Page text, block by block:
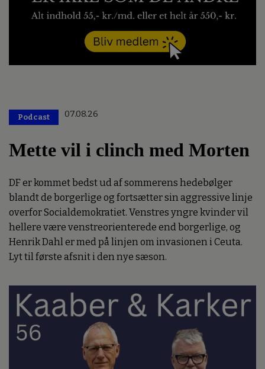
Podcast 07.08.26
Mette vil i clinch med Morten
DF er kommet bedst ud af sommerens hedebølger
blandt de borgerlige og fortsætter sin aggressive linje
overfor Socialdemokratiet. Venstres yngre kvinder vil
hellere være venstreorienterede end borgerlige, og
Henrik Dahl er med på linjen om invasionen i Ceuta.
Lyt til første afsnit i den nye sæson.